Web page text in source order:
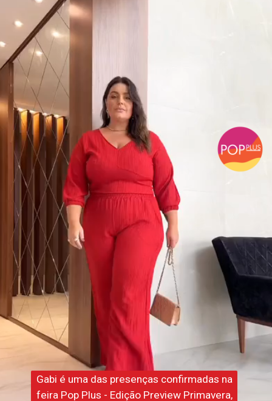
Gabi é uma das presenças confirmadas na
feira Pop Plus - Edição Preview Primavera,
Gabi é uma das presenças confirmadas na
feira Pop Plus - Edição Preview Primavera,